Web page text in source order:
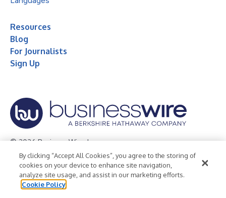
Resources
Blog
For Journalists
Sign Up
© 2026 Business Wire, Inc.
Privacy Policy Cookie Policy
Accessibility Statement
Terms of Use
Legal
By clicking “Accept All Cookies”, you agree to the storing of
cookies on your device to enhance site navigation,
analyze site usage, and assist in our marketing efforts.
Cookie Policy